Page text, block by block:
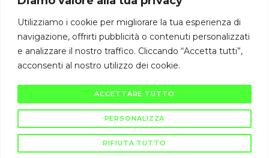
Utilizziamo i cookie per migliorare la tua esperienza di
navigazione, offrirti pubblicità o contenuti personalizzati
e analizzare il nostro traffico. Cliccando “Accetta tutti”,
acconsenti al nostro utilizzo dei cookie.
PERSONALIZZA
RIFIUTA TUTTO
ACCETTARE TUTTO
Gallarate (VA) Via Raffaello Sanzio 2/B
info@cambiodicampo.com
assistenza@cambiodicampo.com
Termini e condizioni